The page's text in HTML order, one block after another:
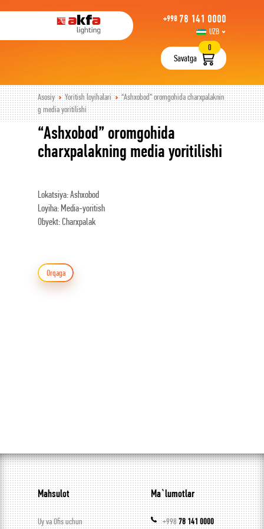
+998 78 141 0000
UZB
РУС
Savatga
0
Asosiy Yoritish loyihalari
“Ashxobod” oromgohida charxpalaknin
g media yoritilishi
“Ashxobod” oromgohida
charxpalakning media yoritilishi
Lokatsiya: Ashxobod
Loyiha: Media-yoritish
Obyekt: Сharxpalak
Orqaga
Mahsulot
Uy va Ofis uchun
Ma`lumotlar
+99878 141 0000